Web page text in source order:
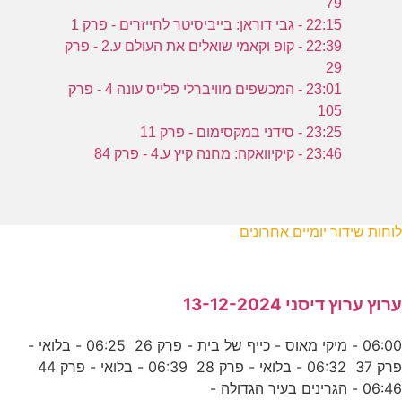
79
22:15 - גבי דוראן: בייביסיטר לחייזרים - פרק 1
22:39 - קופ וקאמי שואלים את העולם ע.2 - פרק
29
23:01 - המכשפים מוויברלי פלייס עונה 4 - פרק
105
23:25 - סידני במקסימום - פרק 11
23:46 - קיקיוואקה: מחנה קיץ ע.4 - פרק 84
לוחות שידור יומיים אחרונים
ערוץ ערוץ דיסני 13-12-2024
06:00 - מיקי מאוס - כייף של בית - פרק 26 06:25 - בלואי -
06:46 - הגרינים בעיר הגדולה -